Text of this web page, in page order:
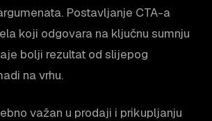
Postavljanje CTA-a
koji odgovara na ključnu sumnju
bolji rezultat od slijepog
na vrhu.
važan u prodaji i prikupljanju